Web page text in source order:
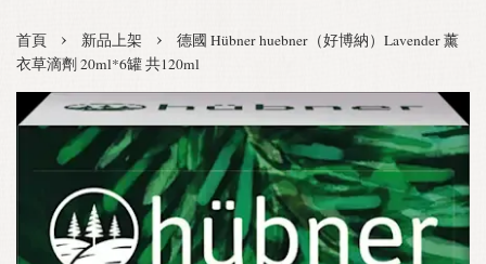
首頁 › 新品上架 ›
德國 Hübner huebner（好博納）Lavender 薰
衣草滴劑 20ml*6罐 共120ml